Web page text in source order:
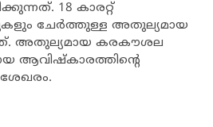
18 കാരറ്റ്
ചേർത്തുള്ള അതുല്യമായ
അതുല്യമായ കരകൗശല
ആവിഷ്കാരത്തിന്‍റെ